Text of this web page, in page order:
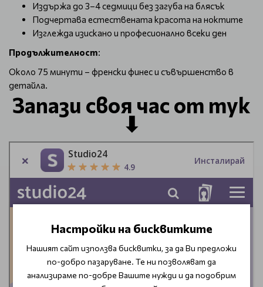
Издържа до 3–4 седмици без загуба на блясък
Подчертава естествената красота на ноктите
Изглежда изискано и професионално всеки ден
Продължителност:
Около 75 минути – френски финес и съвършенство в
детайла.
Запази своя час от тук
⬇
Настройки на бисквитките
Нашият сайт използва бисквитки, за да Ви предложи
по-добро пазаруване. Те ни позволяват да
анализираме по-добре Вашите нужди и да подобрим